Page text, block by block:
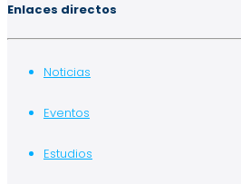
Enlaces directos
Noticias
Eventos
Estudios